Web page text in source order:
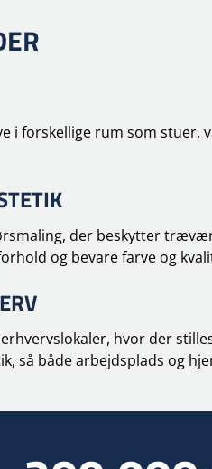
i forskellige rum som stuer,
der beskytter
og bevare farve og
hvor der
så både arbejdsplads og